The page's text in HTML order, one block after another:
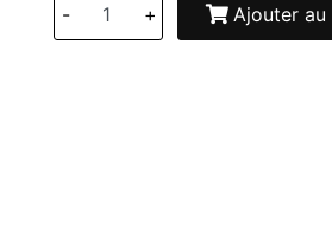
- + Ajouter au